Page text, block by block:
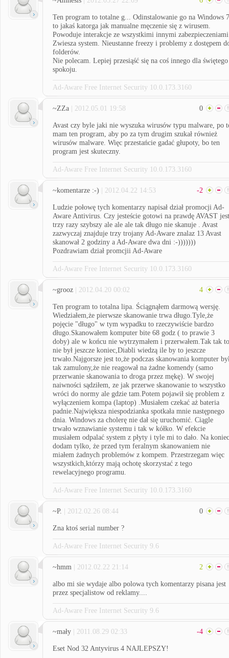
Ten program to totalne g... Odinstalowanie go na Windows 7
to jakaś katorga jak manualne męczenie się z wirusem.
Powoduje interakcje ze wszystkimi innymi
Zwiesza system. Nieustanne freezy i problemy z dostępem
folderów.
Nie polecam. Lepiej przesiąść się na coś innego dla świętego
spokoju.
Ad-Aware Free Internet Security 10.0.173.3160
~ZZa | 2012.05.01 19:58 0
Avast czy byle jaki nie wyszuka wirusów typu malware, po
mam ten program, aby po za tym drugim szukał również
wirusów malware. Więc przestańcie gadać głupoty, bo ten
program jest skuteczny.
Ad-Aware Free Internet Security 10.0.173.3160
~komentarze :-) | 2012.04.22 14:53 -2
Ludzie połowę tych komentarzy napisał dział promocji Ad-
Aware Antivirus. Czy jesteście gotowi na prawdę AVAST jest
trzy razy szybszy ale ale ale tak długo nie skanuje . Avast
zazwyczaj znajduje trzy trojany Ad-Aware znalaz 13 Avast
skanował 2 godziny a Ad-Aware dwa dni :-)))))))
Pozdrawiam dział promcjii Ad-Aware
Ad-Aware Free Internet Security 10.0.173.3160
~grooz | 2012.04.20 00:02 4
Ten program to totalna lipa. Ściągnąłem darmową wersję.
Wiedziałem,że pierwsze skanowanie trwa długo.Tyle,że
pojęcie "długo" w tym wypadku to rzeczywiście bardzo
długo.Skanowałem komputer bite 68 godz ( to prawie 3
doby) ale w końcu nie wytrzymałem i przerwałem.Tak tak to
nie był jeszcze koniec,Diabli wiedzą ile by to jeszcze
trwało.Najgorsze jest to,że podczas skanowania komputer
tak zamulony,że nie reagował na żadne komendy (samo
przerwanie skanowania to droga przez mękę). W swojej
naiwności sądziłem, ze jak przerwe skanowanie to wszystko
wróci do normy ale gdzie tam.Potem pojawił się problem z
wyłączeniem kompa (laptop) .Musiałem czekać aż bateria
padnie.Największa niespodzianka spotkała mnie następnego
dnia. Windows za cholerę nie dał się uruchomić. Ciągle
trwało wznawianie systemu i tak w kółko. W efekcie
musiałem odpalać system z płyty i tyle mi to dało. Na koniec
dodam tylko, że przed tym feralnym skanowaniem nie
miałem żadnych problemów z kompem. Przestrzegam więc
wszystkich,którzy mają ochotę skorzystać z tego
rewelacyjnego programu.
Ad-Aware Free Internet Security 10.0.173.3160
~P. | 2012.02.26 08:44 0
Zna ktoś serial number ?
Ad-Aware Free Internet Security 9.6
~hmm | 2012.02.22 21:14 2
albo mi sie wydaje albo polowa tych komentarzy pisana jest
przez specjalistow od reklamy....
Ad-Aware Free Internet Security 9.6
~mały | 2011.08.29 02:33 -4
Eset Nod 32 Antyvirus 4 NAJLEPSZY!